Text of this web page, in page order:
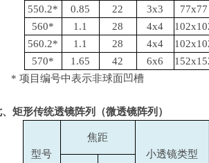
550.2*
0.85 22 3x3 77x77
560*
1.1 28 4x4
560.2*
1.1 28 4x4
570*
1.65 42 6x6
* 项目编号中表示非球面凹槽
矩形传统透镜阵列（微透镜阵列）
型号
焦距
小透镜类型